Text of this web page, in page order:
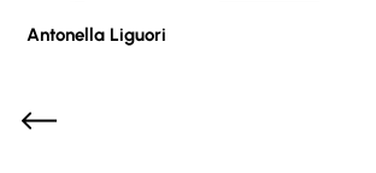
Antonella Liguori